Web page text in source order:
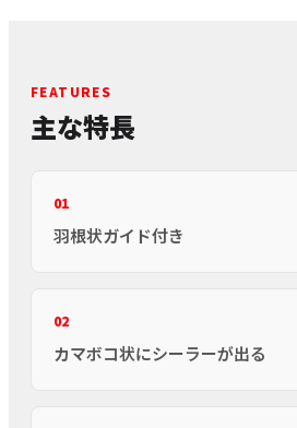
FEATURES
主な特長
01
羽根状ガイド付き
02
カマボコ状にシーラーが出る